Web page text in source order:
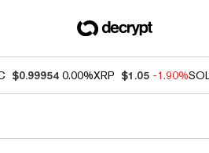
$0.99954 0.00%XRP $1.05 -1.90%SOL